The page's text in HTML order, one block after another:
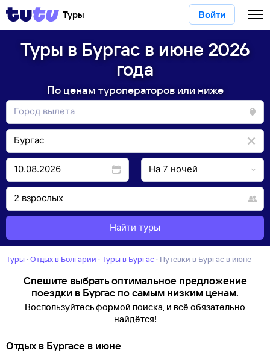
Туры Войти
Туры в Бургас в июне 2026
года
По ценам туроператоров или ниже
Найти туры
Туры · Отдых в Болгарии · Туры в Бургас · Путевки в Бургас в июне
Спешите выбрать оптимальное предложение
поездки в Бургас по самым низким ценам.
Воспользуйтесь формой поиска, и всё обязательно
найдётся!
Отдых в Бургасе в июне